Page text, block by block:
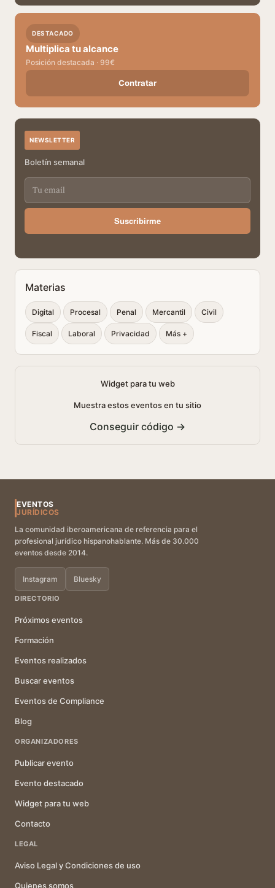
DESTACADO
Multiplica tu alcance
Posición destacada · 99€
Contratar
NEWSLETTER
Boletín semanal
Suscribirme
Materias
Digital Procesal Penal Mercantil Civil
Fiscal Laboral Privacidad Más +
Widget para tu web
Muestra estos eventos en tu sitio
Conseguir código →
EVENTOS
JURÍDICOS
La comunidad iberoamericana de referencia para el
profesional jurídico hispanohablante. Más de 30.000
eventos desde 2014.
Instagram Bluesky
DIRECTORIO
Próximos eventos
Formación
Eventos realizados
Buscar eventos
Eventos de Compliance
Blog
ORGANIZADORES
Publicar evento
Evento destacado
Widget para tu web
Contacto
LEGAL
Aviso Legal y Condiciones de uso
Quienes somos